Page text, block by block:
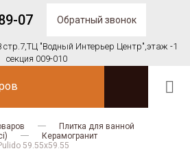
07 Обратный звонок
стр.7,ТЦ "Водный Интерьер Центр",этаж -1
секция 009-010
Плитка для ванной
Керамогранит
59.55х59.55